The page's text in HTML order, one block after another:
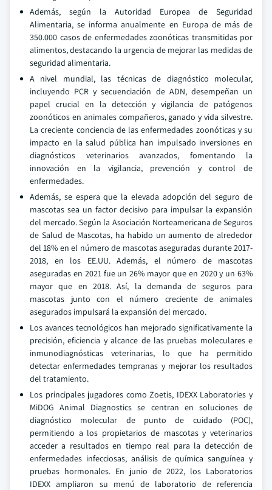
Además, según la Autoridad Europea de Seguridad
Alimentaria, se informa anualmente en Europa de más de
350.000 casos de enfermedades zoonóticas transmitidas por
alimentos, destacando la urgencia de mejorar las medidas de
seguridad alimentaria.
A nivel mundial, las técnicas de diagnóstico molecular,
incluyendo PCR y secuenciación de ADN, desempeñan un
papel crucial en la detección y vigilancia de patógenos
zoonóticos en animales compañeros, ganado y vida silvestre.
La creciente conciencia de las enfermedades zoonóticas y su
impacto en la salud pública han impulsado inversiones en
diagnósticos veterinarios avanzados, fomentando la
innovación en la vigilancia, prevención y control de
enfermedades.
Además, se espera que la elevada adopción del seguro de
mascotas sea un factor decisivo para impulsar la expansión
del mercado. Según la Asociación Norteamericana de Seguros
de Salud de Mascotas, ha habido un aumento de alrededor
del 18% en el número de mascotas aseguradas durante 2017-
2018, en los EE.UU. Además, el número de mascotas
aseguradas en 2021 fue un 26% mayor que en 2020 y un 63%
mayor que en 2018. Así, la demanda de seguros para
mascotas junto con el número creciente de animales
asegurados impulsará la expansión del mercado.
Los avances tecnológicos han mejorado significativamente la
precisión, eficiencia y alcance de las pruebas moleculares e
inmunodiagnósticas veterinarias, lo que ha permitido
detectar enfermedades tempranas y mejorar los resultados
del tratamiento.
Los principales jugadores como Zoetis, IDEXX Laboratories y
MiDOG Animal Diagnostics se centran en soluciones de
diagnóstico molecular de punto de cuidado (POC),
permitiendo a los propietarios de mascotas y veterinarios
acceder a resultados en tiempo real para la detección de
enfermedades infecciosas, análisis de química sanguínea y
pruebas hormonales. En junio de 2022, los Laboratorios
IDEXX ampliaron su menú de laboratorio de referencia